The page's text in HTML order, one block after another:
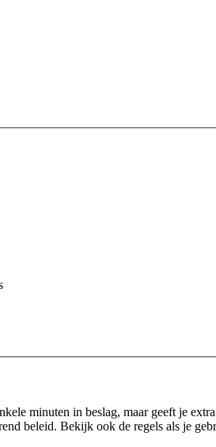
minuten in beslag, maar geeft je
beleid. Bekijk ook de regels als je